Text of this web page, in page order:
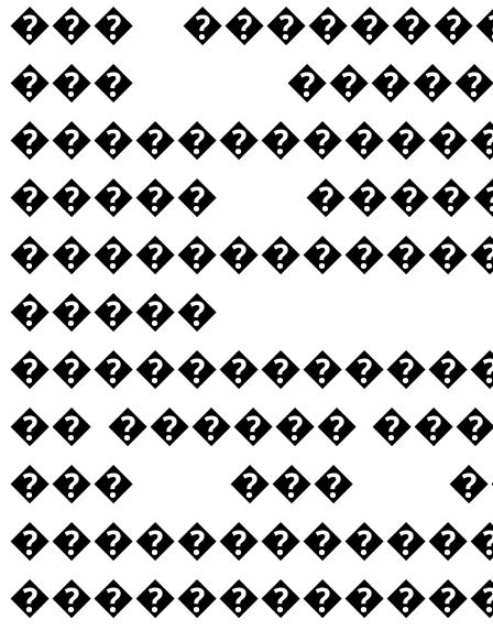
���
���
�����
�����
�� ������
��� ���